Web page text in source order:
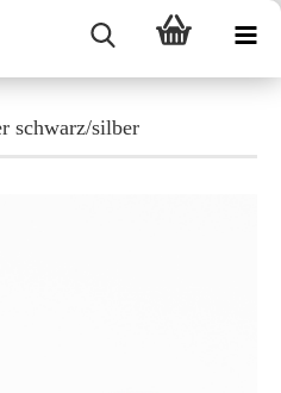
schwarz/silber